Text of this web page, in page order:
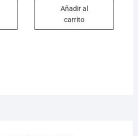
Añadir al
carrito